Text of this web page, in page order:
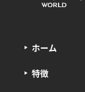
ホーム
特徴